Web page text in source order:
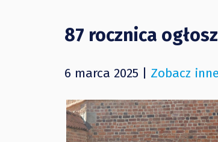
87 rocznica
6 marca 2025 | Zobacz